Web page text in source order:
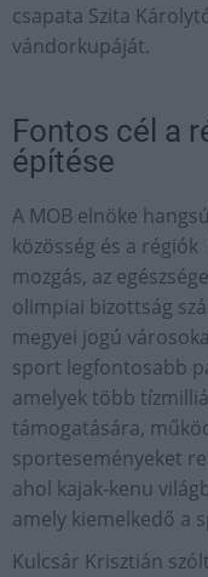
csapata Szita
vándorkupáját.
Fontos cél a
építése
A MOB elnöke
közösség és a
mozgás, az
olimpiai bizottság
megyei jogú
sport legfontosabb
amelyek több
támogatására,
sporteseményeket
ahol kajak-kenu
amely kiemelkedő a
Kulcsár Krisztián